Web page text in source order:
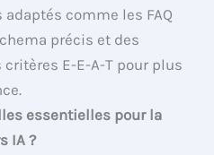
comme les FAQ
précis et des
E-E-A-T pour plus
essentielles pour la
IA ?